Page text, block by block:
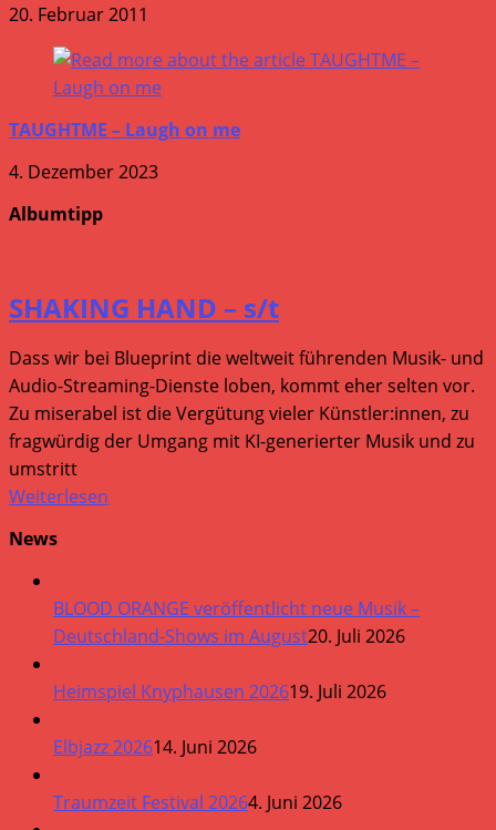
20. Februar 2011
TAUGHTME – Laugh on me
4. Dezember 2023
Albumtipp
SHAKING HAND – s/t
Dass wir bei Blueprint die weltweit führenden Musik- und
Audio-Streaming-Dienste loben, kommt eher selten vor.
Zu miserabel ist die Vergütung vieler Künstler:innen, zu
fragwürdig der Umgang mit KI-generierter Musik und zu
umstritt
Weiterlesen
News
BLOOD ORANGE veröffentlicht neue Musik –
Deutschland-Shows im August20. Juli 2026
Heimspiel Knyphausen 202619. Juli 2026
Elbjazz 202614. Juni 2026
Traumzeit Festival 20264. Juni 2026